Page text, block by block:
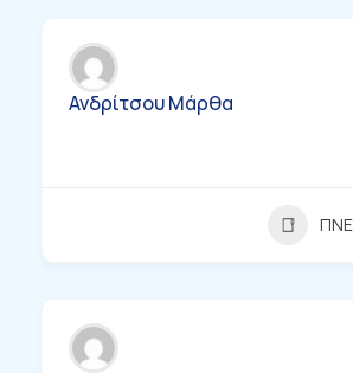
Ανδρίτσου Μάρθα